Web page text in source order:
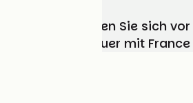
Wählen, bereiten Sie sich
Ihr Radabenteuer mit